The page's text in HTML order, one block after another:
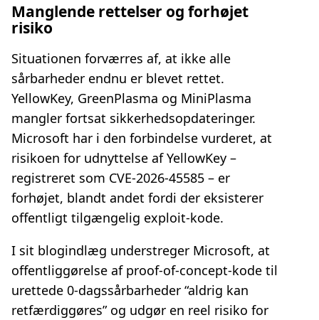
Manglende rettelser og forhøjet
risiko
Situationen forværres af, at ikke alle
sårbarheder endnu er blevet rettet.
YellowKey, GreenPlasma og MiniPlasma
mangler fortsat sikkerhedsopdateringer.
Microsoft har i den forbindelse vurderet, at
risikoen for udnyttelse af YellowKey –
registreret som CVE‑2026‑45585 – er
forhøjet, blandt andet fordi der eksisterer
offentligt tilgængelig exploit‑kode.
I sit blogindlæg understreger Microsoft, at
offentliggørelse af proof‑of‑concept‑kode til
urettede 0‑dagssårbarheder “aldrig kan
retfærdiggøres” og udgør en reel risiko for